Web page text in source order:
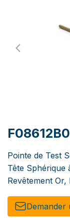
Pointe de Test
Tête Sphérique
Revêtement Or,
Demander